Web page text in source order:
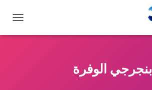
التنقل
بنجرجي الوفرة